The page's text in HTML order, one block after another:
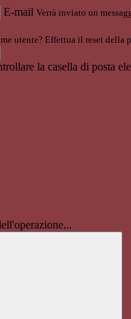
E-mail Verrà inviato un
utente? Effettua il reset della
la casella di posta